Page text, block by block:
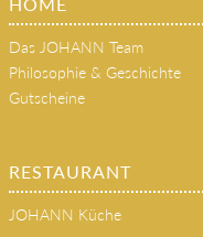
HOME
Das JOHANN Team
RESTAURANT